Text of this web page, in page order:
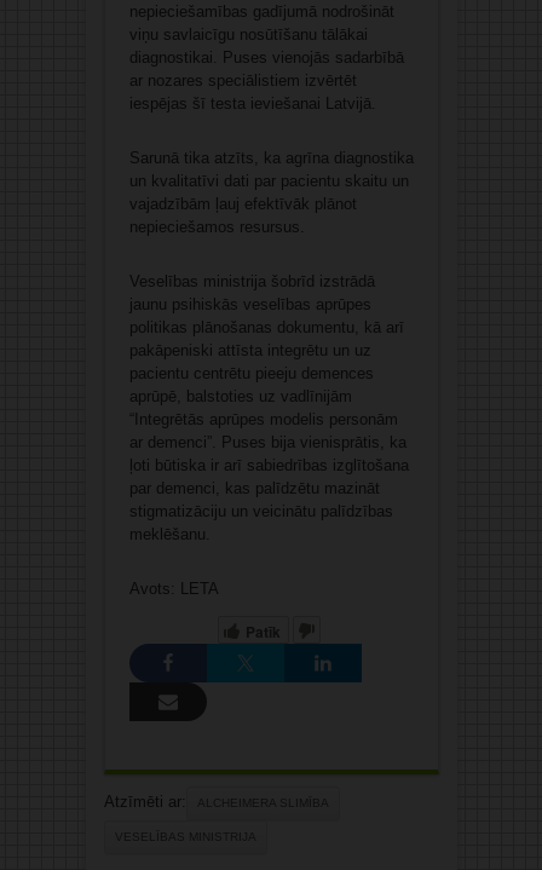
nepieciešamības gadījumā nodrošināt
viņu savlaicīgu nosūtīšanu tālākai
diagnostikai. Puses vienojās sadarbībā
ar nozares speciālistiem izvērtēt
iespējas šī testa ieviešanai Latvijā.
Sarunā tika atzīts, ka agrīna diagnostika
un kvalitatīvi dati par pacientu skaitu un
vajadzībām ļauj efektīvāk plānot
nepieciešamos resursus.
Veselības ministrija šobrīd izstrādā
jaunu psihiskās veselības aprūpes
politikas plānošanas dokumentu, kā arī
pakāpeniski attīsta integrētu un uz
pacientu centrētu pieeju demences
aprūpē, balstoties uz vadlīnijām
“Integrētās aprūpes modelis personām
ar demenci”. Puses bija vienisprātis, ka
ļoti būtiska ir arī sabiedrības izglītošana
par demenci, kas palīdzētu mazināt
stigmatizāciju un veicinātu palīdzības
meklēšanu.
Avots: LETA
Patīk
Atzīmēti ar: ALCHEIMERA SLIMĪBA
VESELĪBAS MINISTRIJA